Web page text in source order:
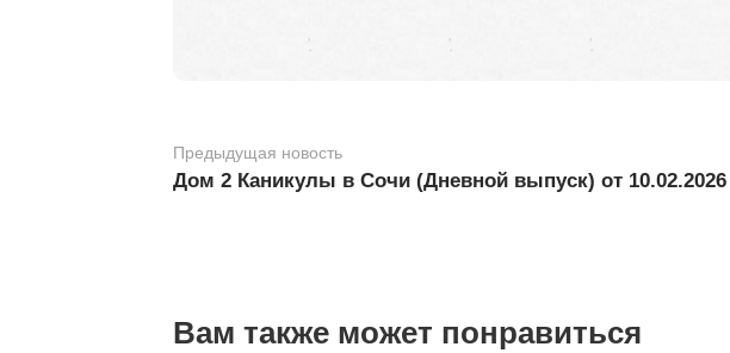
Предыдущая новость
Дом 2 Каникулы в Сочи (Дневной выпуск) от
Вам также может понравиться